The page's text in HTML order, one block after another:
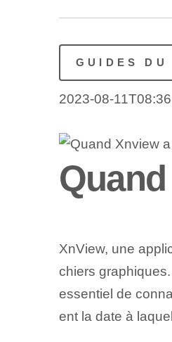
GUIDES DU
2023-08-
XnView, une
chiers
essentiel de
ent la date à